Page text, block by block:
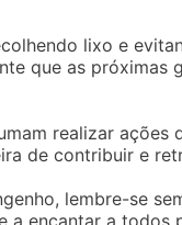
lixo e
que as próximas
realizar
de contribuir e
lembre-se